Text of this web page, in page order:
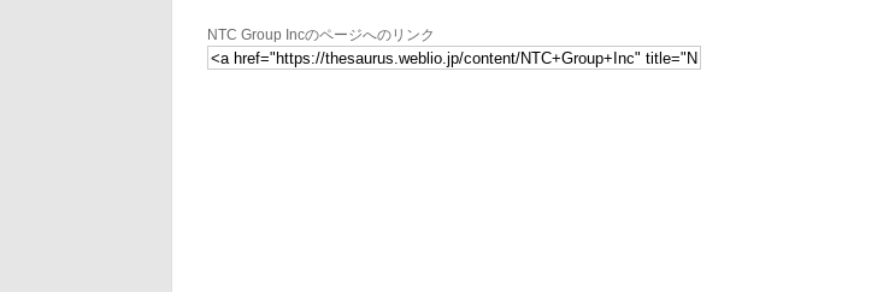
NTC Group Incのページへのリンク